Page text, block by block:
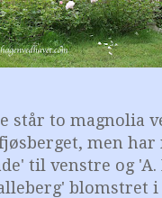
står to magnolia
men har
til venstre og
blomstret i